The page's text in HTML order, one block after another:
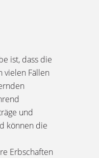
ist, dass die
vielen Fällen
und
können die
Erbschaften